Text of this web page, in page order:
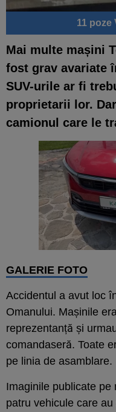
11 poze
Mai multe mașini
fost grav avariate
SUV-urile ar fi
proprietarii lor.
camionul care le
GALERIE FOTO
Accidentul a avut loc
Omanului. Mașinile
reprezentanță și
comandaseră. Toate
pe linia de asamblare.
Imaginile publicate pe
patru vehicule care